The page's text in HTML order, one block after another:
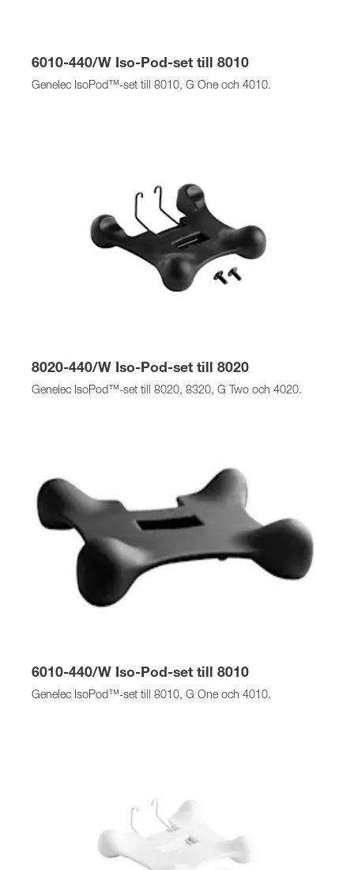
6010-440/W Iso-Pod-set till 8010
Genelec IsoPod™-set till 8010, G One och 4010.
8020-440/W Iso-Pod-set till 8020
Genelec IsoPod™-set till 8020, 8320, G Two och 4020.
6010-440/W Iso-Pod-set till 8010
Genelec IsoPod™-set till 8010, G One och 4010.